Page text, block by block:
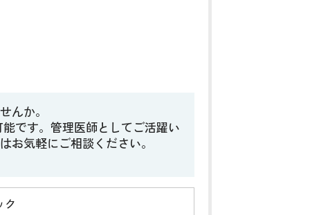
んか。
です。管理医師としてご活躍い
気軽にご相談ください。
ク